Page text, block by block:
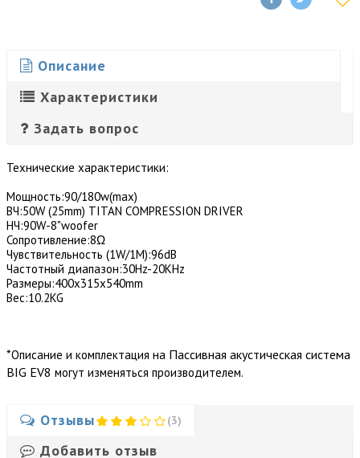
Описание
Характеристики
Задать вопрос
Технические характеристики:
Мощность:90/180w(max)
ВЧ:50W (25mm) TITAN COMPRESSION DRIVER
НЧ:90W-8"woofer
Сопротивление:8Ω
Чувствительность (1W/1M):96dB
Частотный диапазон:30Hz-20KHz
Размеры:400x315x540mm
Вес:10.2KG
*Описание и комплектация на Пасcивная акустическая система
BIG EV8 могут изменяться производителем.
Отзывы (3)
Добавить отзыв